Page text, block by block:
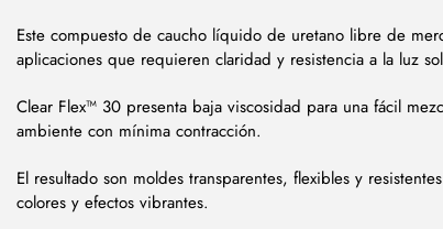
Este compuesto de caucho líquido de uretano libre de
aplicaciones que requieren claridad y resistencia a la luz
Clear Flex™ 30 presenta baja viscosidad para una fácil
ambiente con mínima contracción.
El resultado son moldes transparentes, flexibles y
colores y efectos vibrantes.